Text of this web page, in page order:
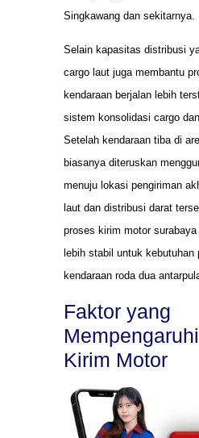
Singkawang dan sekitarnya.
Selain kapasitas distribusi
cargo laut juga membantu
kendaraan berjalan lebih
sistem konsolidasi cargo
Setelah kendaraan tiba di
biasanya diteruskan
menuju lokasi pengiriman
laut dan distribusi darat
proses kirim motor
lebih stabil untuk kebutuhan
kendaraan roda dua
Faktor yang
Kirim Motor